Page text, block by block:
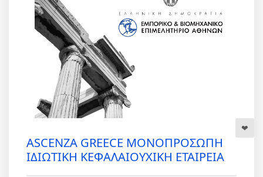
ASCENZA GREECE ΜΟΝΟΠΡΟΣΩΠΗ
ΙΔΙΩΤΙΚΗ ΚΕΦΑΛΑΙΟΥΧΙΚΗ ΕΤΑΙΡΕΙΑ